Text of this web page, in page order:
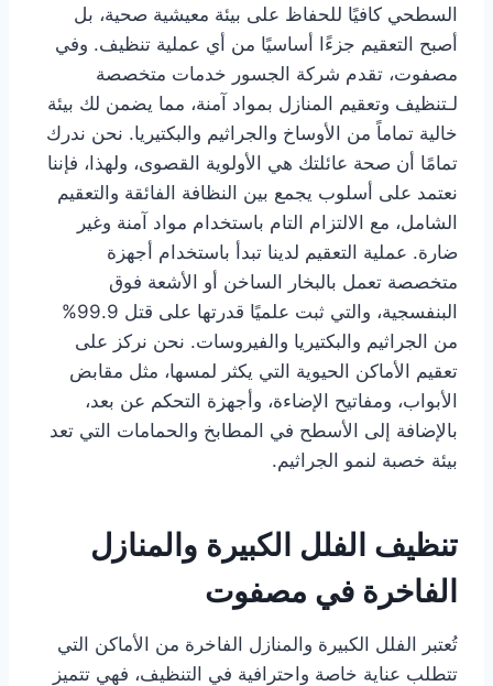
السطحي كافيًا للحفاظ على بيئة معيشية صحية، بل
أصبح التعقيم جزءًا أساسيًا من أي عملية تنظيف. وفي
مصفوت، تقدم شركة الجسور خدمات متخصصة
لـتنظيف وتعقيم المنازل بمواد آمنة، مما يضمن لك بيئة
خالية تماماً من الأوساخ والجراثيم والبكتيريا. نحن ندرك
تمامًا أن صحة عائلتك هي الأولوية القصوى، ولهذا، فإننا
نعتمد على أسلوب يجمع بين النظافة الفائقة والتعقيم
الشامل، مع الالتزام التام باستخدام مواد آمنة وغير
ضارة. عملية التعقيم لدينا تبدأ باستخدام أجهزة
متخصصة تعمل بالبخار الساخن أو الأشعة فوق
البنفسجية، والتي ثبت علميًا قدرتها على قتل 99.9%
من الجراثيم والبكتيريا والفيروسات. نحن نركز على
تعقيم الأماكن الحيوية التي يكثر لمسها، مثل مقابض
الأبواب، ومفاتيح الإضاءة، وأجهزة التحكم عن بعد،
بالإضافة إلى الأسطح في المطابخ والحمامات التي تعد
بيئة خصبة لنمو الجراثيم.
تنظيف الفلل الكبيرة والمنازل
الفاخرة في مصفوت
تُعتبر الفلل الكبيرة والمنازل الفاخرة من الأماكن التي
تتطلب عناية خاصة واحترافية في التنظيف، فهي تتميز